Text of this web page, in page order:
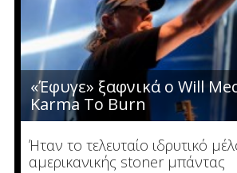
«Έφυγε» ξαφνικά ο Will
Karma To Burn
Ήταν το τελευταίο ιδρυτικό
αμερικανικής stoner μπάντας